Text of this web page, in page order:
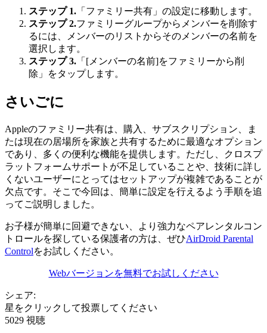
ステップ 1. 「ファミリー共有」の設定に移動します。
ステップ 2.ファミリーグループからメンバーを削除す
るには、メンバーのリストからそのメンバーの名前を
選択します。
ステップ 3. 「[メンバーの名前]をファミリーから削
除」をタップします。
さいごに
Appleのファミリー共有は、購入、サブスクリプション、ま
たは現在の居場所を家族と共有するために最適なオプション
であり、多くの便利な機能を提供します。ただし、クロスプ
ラットフォームサポートが不足していることや、技術に詳し
くないユーザーにとってはセットアップが複雑であることが
欠点です。そこで今回は、簡単に設定を行えるよう手順を追
ってご説明しました。
お子様が簡単に回避できない、より強力なペアレンタルコン
トロールを探している保護者の方は、ぜひAirDroid Parental
Controlをお試しください。
Webバージョンを無料でお試しください
シェア:
星をクリックして投票してください
5029 視聴